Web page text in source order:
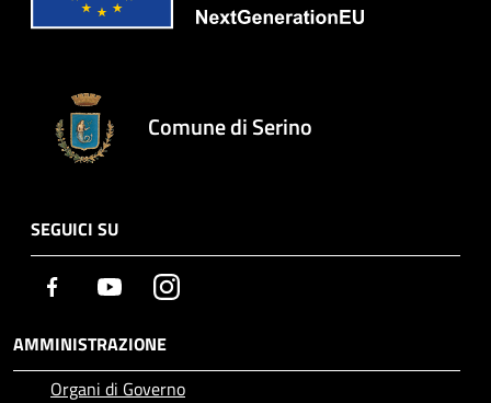
Comune di Serino
SEGUICI SU
Facebook YoutubeInstagram
AMMINISTRAZIONE
Organi di Governo